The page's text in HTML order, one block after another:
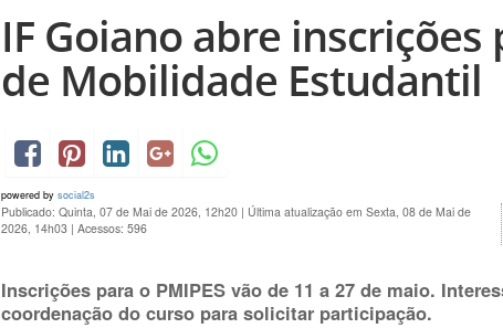
IF Goiano abre inscrições
de Mobilidade Estudantil
powered by social2s
Publicado: Quinta, 07 de Mai de 2026, 12h20 | Última atualização em Sexta, 08 de Mai de
2026, 14h03 | Acessos: 596
Inscrições para o PMIPES vão de 11 a 27 de maio.
coordenação do curso para solicitar participação.